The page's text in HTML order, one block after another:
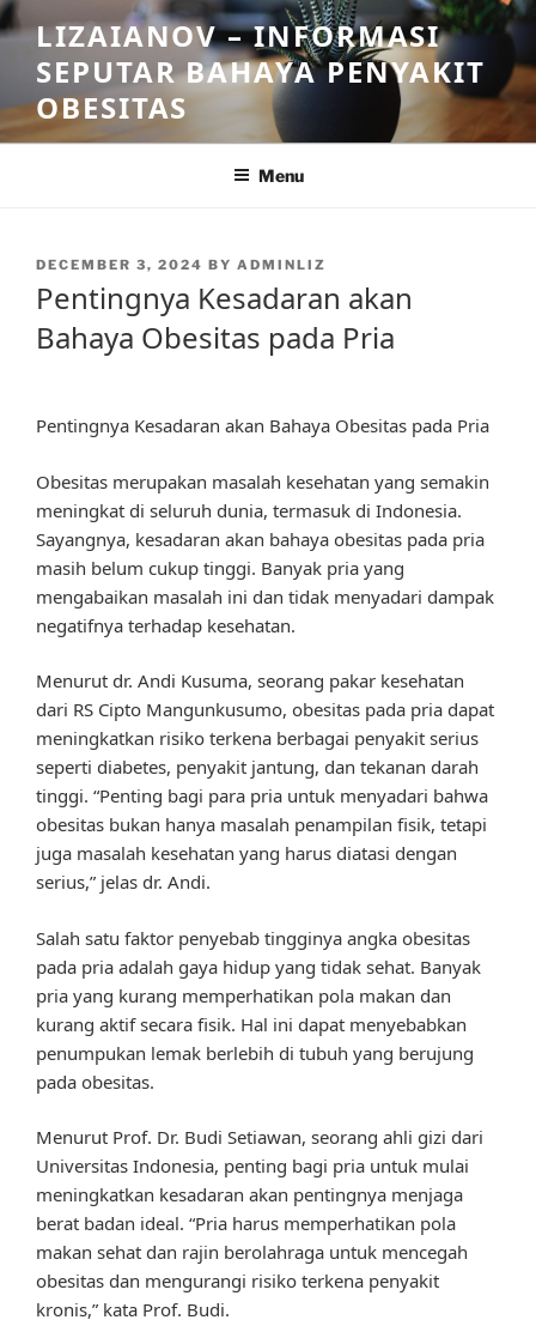
Skip
to
content
LIZAIANOV – INFORMASI
SEPUTAR BAHAYA PENYAKIT
OBESITAS
Menu
POSTED
DECEMBER 3, 2024 BY ADMINLIZ
Pentingnya Kesadaran akan
Bahaya Obesitas pada Pria
Pentingnya Kesadaran akan Bahaya Obesitas pada Pria
Obesitas merupakan masalah kesehatan yang semakin
meningkat di seluruh dunia, termasuk di Indonesia.
Sayangnya, kesadaran akan bahaya obesitas pada pria
masih belum cukup tinggi. Banyak pria yang
mengabaikan masalah ini dan tidak menyadari dampak
negatifnya terhadap kesehatan.
Menurut dr. Andi Kusuma, seorang pakar kesehatan
dari RS Cipto Mangunkusumo, obesitas pada pria dapat
meningkatkan risiko terkena berbagai penyakit serius
seperti diabetes, penyakit jantung, dan tekanan darah
tinggi. “Penting bagi para pria untuk menyadari bahwa
obesitas bukan hanya masalah penampilan fisik, tetapi
juga masalah kesehatan yang harus diatasi dengan
serius,” jelas dr. Andi.
Salah satu faktor penyebab tingginya angka obesitas
pada pria adalah gaya hidup yang tidak sehat. Banyak
pria yang kurang memperhatikan pola makan dan
kurang aktif secara fisik. Hal ini dapat menyebabkan
penumpukan lemak berlebih di tubuh yang berujung
pada obesitas.
Menurut Prof. Dr. Budi Setiawan, seorang ahli gizi dari
Universitas Indonesia, penting bagi pria untuk mulai
meningkatkan kesadaran akan pentingnya menjaga
berat badan ideal. “Pria harus memperhatikan pola
makan sehat dan rajin berolahraga untuk mencegah
obesitas dan mengurangi risiko terkena penyakit
kronis,” kata Prof. Budi.